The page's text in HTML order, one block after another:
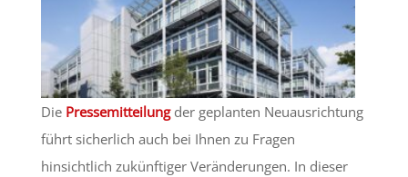
Die Pressemitteilungder geplanten Neuausrichtung
führt sicherlich auch bei Ihnen zu Fragen
hinsichtlich zukünftiger Veränderungen. In dieser